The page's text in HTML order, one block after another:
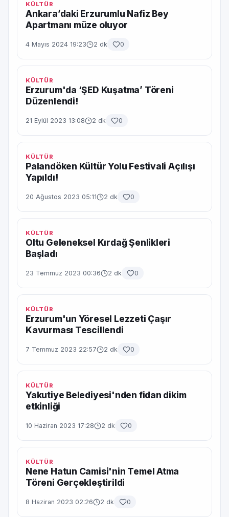
KÜLTÜR
Ankara’daki Erzurumlu Nafiz Bey
Apartmanı müze oluyor
4 Mayıs 2024 19:23 2 dk 0
KÜLTÜR
Erzurum'da ‘ŞED Kuşatma’ Töreni
Düzenlendi!
21 Eylül 2023 13:08 2 dk 0
KÜLTÜR
Palandöken Kültür Yolu Festivali Açılışı
Yapıldı!
20 Ağustos 2023 05:11 2 dk 0
KÜLTÜR
Oltu Geleneksel Kırdağ Şenlikleri
Başladı
23 Temmuz 2023 00:36 2 dk 0
KÜLTÜR
Erzurum'un Yöresel Lezzeti Çaşır
Kavurması Tescillendi
7 Temmuz 2023 22:57 2 dk 0
KÜLTÜR
Yakutiye Belediyesi'nden fidan dikim
etkinliği
10 Haziran 2023 17:28 2 dk 0
KÜLTÜR
Nene Hatun Camisi'nin Temel Atma
Töreni Gerçekleştirildi
8 Haziran 2023 02:26 2 dk 0